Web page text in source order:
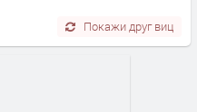
Покажи друг виц